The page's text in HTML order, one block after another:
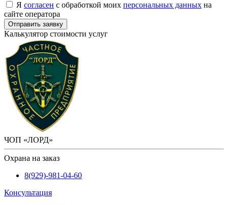
Я согласен с обработкой моих персональных данных на
сайте оператора
Отправить заявку
Калькулятор стоимости услуг
ЧОП «ЛОРД»
Охрана на заказ
8(929)-981-04-60
Консультация